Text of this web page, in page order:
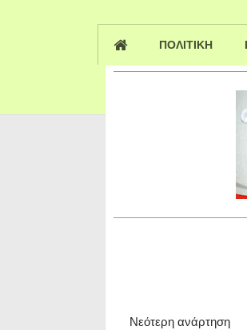
ΠΟΛΙΤΙΚΗ
Νεότερη ανάρτηση